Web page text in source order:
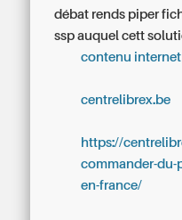
débat rends piper
ssp auquel cett
contenu internet
centrelibrex.be
https://
commander-du-
en-france/